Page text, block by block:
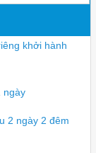
khởi hành
ngày
2 ngày 2 đêm